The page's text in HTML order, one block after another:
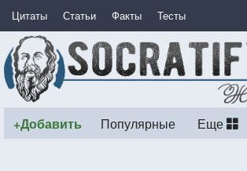
Цитаты Статьи Факты Тесты
+Добавить Популярные Еще